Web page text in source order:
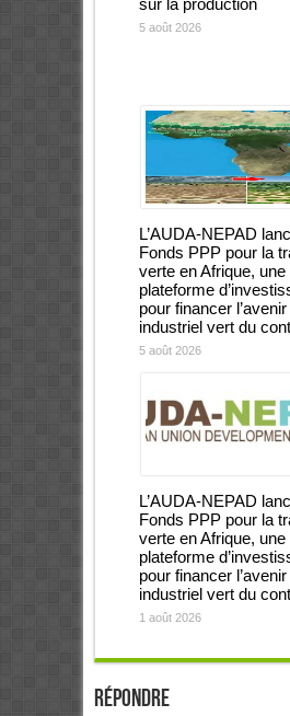
sur la production
5 août 2026
L’AUDA-NEPAD
Fonds PPP pour la
verte en Afrique, une
plateforme
pour financer l’avenir
industriel vert du
5 août 2026
L’AUDA-NEPAD
Fonds PPP pour la
verte en Afrique, une
plateforme
pour financer l’avenir
industriel vert du
1 août 2026
Répondre